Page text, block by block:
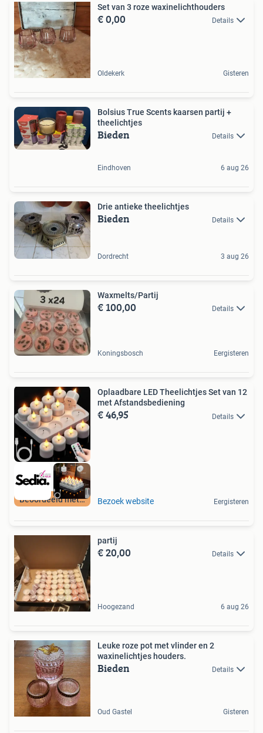
Set van 3 roze waxinelichthouders
€ 0,00 Details
Oldekerk Gisteren
Bolsius True Scents kaarsen partij +
theelichtjes
Bieden Details
Eindhoven 6 aug 26
Drie antieke theelichtjes
Bieden Details
Dordrecht 3 aug 26
Waxmelts/Partij
€ 100,00 Details
Koningsbosch Eergisteren
Beoordeeld met 9+
Oplaadbare LED Theelichtjes Set van 12
met Afstandsbediening
€ 46,95 Details
Bezoek website Eergisteren
partij
€ 20,00 Details
Hoogezand 6 aug 26
Leuke roze pot met vlinder en 2
waxinelichtjes houders.
Bieden Details
Oud Gastel Gisteren